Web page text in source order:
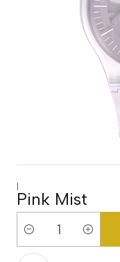
|
Pink Mist
Quantidade